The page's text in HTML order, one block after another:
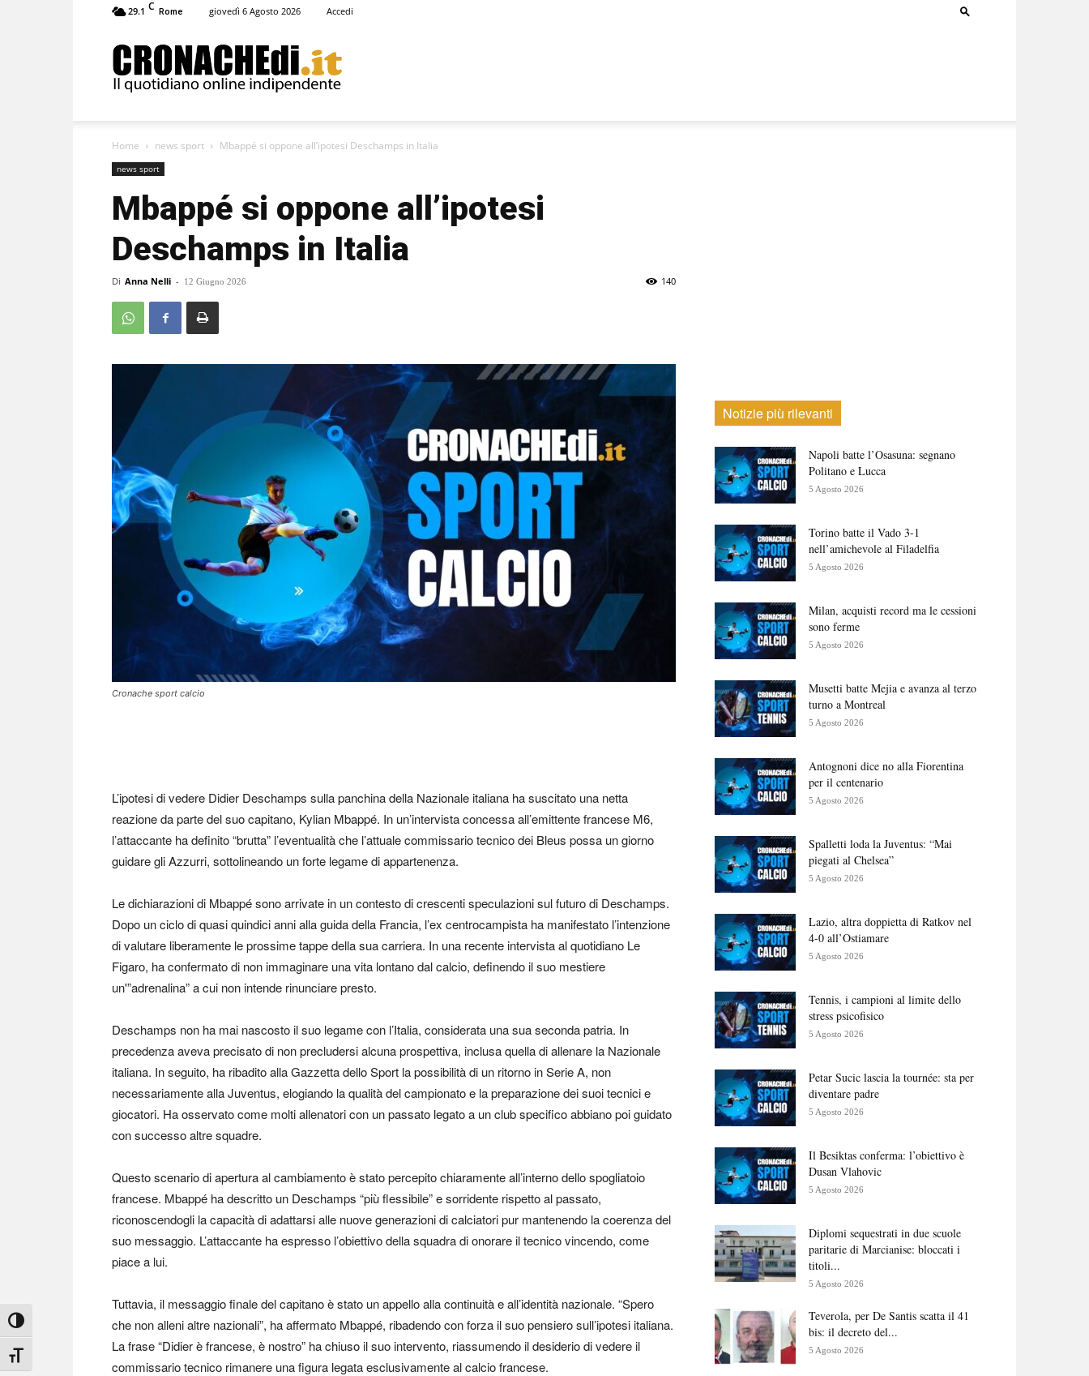
Attiva/disattiva alto contrasto
Attiva/disattiva dimensione testo
29.1 C Rome giovedì 6 Agosto 2026 Accedi
Home news sport Mbappé si oppone all’ipotesi Deschamps in Italia
news sport
Mbappé si oppone all’ipotesi
Deschamps in Italia
Di Anna Nelli - 12 Giugno 2026 140
Cronache sport calcio
L’ipotesi di vedere Didier Deschamps sulla panchina della Nazionale italiana ha suscitato una netta
reazione da parte del suo capitano, Kylian Mbappé. In un’intervista concessa all’emittente francese M6,
l’attaccante ha definito “brutta” l’eventualità che l’attuale commissario tecnico dei Bleus possa un giorno
guidare gli Azzurri, sottolineando un forte legame di appartenenza.
Le dichiarazioni di Mbappé sono arrivate in un contesto di crescenti speculazioni sul futuro di Deschamps.
Dopo un ciclo di quasi quindici anni alla guida della Francia, l’ex centrocampista ha manifestato l’intenzione
di valutare liberamente le prossime tappe della sua carriera. In una recente intervista al quotidiano Le
Figaro, ha confermato di non immaginare una vita lontano dal calcio, definendo il suo mestiere
un'”adrenalina” a cui non intende rinunciare presto.
Deschamps non ha mai nascosto il suo legame con l’Italia, considerata una sua seconda patria. In
precedenza aveva precisato di non precludersi alcuna prospettiva, inclusa quella di allenare la Nazionale
italiana. In seguito, ha ribadito alla Gazzetta dello Sport la possibilità di un ritorno in Serie A, non
necessariamente alla Juventus, elogiando la qualità del campionato e la preparazione dei suoi tecnici e
giocatori. Ha osservato come molti allenatori con un passato legato a un club specifico abbiano poi guidato
con successo altre squadre.
Questo scenario di apertura al cambiamento è stato percepito chiaramente all’interno dello spogliatoio
francese. Mbappé ha descritto un Deschamps “più flessibile” e sorridente rispetto al passato,
riconoscendogli la capacità di adattarsi alle nuove generazioni di calciatori pur mantenendo la coerenza del
suo messaggio. L’attaccante ha espresso l’obiettivo della squadra di onorare il tecnico vincendo, come
piace a lui.
Tuttavia, il messaggio finale del capitano è stato un appello alla continuità e all’identità nazionale. “Spero
che non alleni altre nazionali”, ha affermato Mbappé, ribadendo con forza il suo pensiero sull’ipotesi italiana.
La frase “Didier è francese, è nostro” ha chiuso il suo intervento, riassumendo il desiderio di vedere il
commissario tecnico rimanere una figura legata esclusivamente al calcio francese.
Notizie più rilevanti
Napoli batte l’Osasuna: segnano
Politano e Lucca
5 Agosto 2026
Torino batte il Vado 3-1
nell’amichevole al Filadelfia
5 Agosto 2026
Milan, acquisti record ma le cessioni
sono ferme
5 Agosto 2026
Musetti batte Mejia e avanza al terzo
turno a Montreal
5 Agosto 2026
Antognoni dice no alla Fiorentina
per il centenario
5 Agosto 2026
Spalletti loda la Juventus: “Mai
piegati al Chelsea”
5 Agosto 2026
Lazio, altra doppietta di Ratkov nel
4-0 all’Ostiamare
5 Agosto 2026
Tennis, i campioni al limite dello
stress psicofisico
5 Agosto 2026
Petar Sucic lascia la tournée: sta per
diventare padre
5 Agosto 2026
Il Besiktas conferma: l’obiettivo è
Dusan Vlahovic
5 Agosto 2026
Diplomi sequestrati in due scuole
paritarie di Marcianise: bloccati i
titoli...
5 Agosto 2026
Teverola, per De Santis scatta il 41
bis: il decreto del...
5 Agosto 2026